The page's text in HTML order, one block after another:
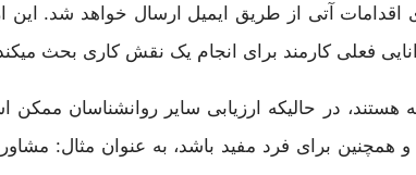
اقدامات آتی از طریق ایمیل ارسال خواهد شد.
فعلی کارمند برای انجام یک نقش کاری بحث
برای فرد مفید باشد، به عنوان مثال: